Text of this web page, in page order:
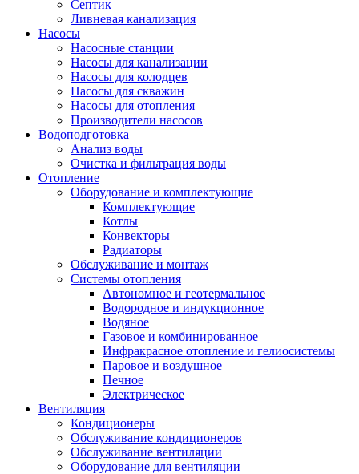
Септик
Ливневая канализация
Насосы
Насосные станции
Насосы для канализации
Насосы для колодцев
Насосы для скважин
Насосы для отопления
Производители насосов
Водоподготовка
Анализ воды
Очистка и фильтрация воды
Отопление
Оборудование и комплектующие
Комплектующие
Котлы
Конвекторы
Радиаторы
Обслуживание и монтаж
Системы отопления
Автономное и геотермальное
Водородное и индукционное
Водяное
Газовое и комбинированное
Инфракрасное отопление и гелиосистемы
Паровое и воздушное
Печное
Электрическое
Вентиляция
Кондиционеры
Обслуживание кондиционеров
Обслуживание вентиляции
Оборудование для вентиляции